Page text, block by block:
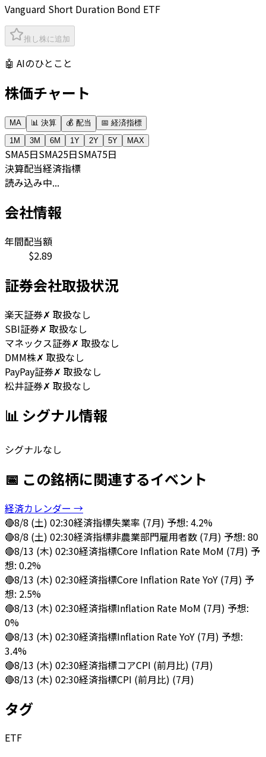
Vanguard Short Duration Bond ETF
推し株に追加
🤖 AIのひとこと
株価チャート
MA 📊 決算 💰 配当
📅 経済指標
1M
3M 6M 1Y 2Y 5Y MAX
SMA5日SMA25日SMA75日
決算配当経済指標
読み込み中...
会社情報
年間配当額
$2.89
証券会社取扱状況
楽天証券✗ 取扱なし
SBI証券✗ 取扱なし
マネックス証券✗ 取扱なし
DMM株✗ 取扱なし
PayPay証券✗ 取扱なし
松井証券✗ 取扱なし
📊 シグナル情報
シグナルなし
📅 この銘柄に関連するイベント
経済カレンダー →
🔴8/8 (土) 02:30経済指標失業率 (7月) 予想: 4.2%
🔴8/8 (土) 02:30経済指標非農業部門雇用者数 (7月) 予想: 80
🔴8/13 (木) 02:30経済指標Core Inflation Rate MoM (7月) 予
想: 0.2%
🔴8/13 (木) 02:30経済指標Core Inflation Rate YoY (7月) 予
想: 2.5%
🔴8/13 (木) 02:30経済指標Inflation Rate MoM (7月) 予想:
0%
🔴8/13 (木) 02:30経済指標Inflation Rate YoY (7月) 予想:
3.4%
🔴8/13 (木) 02:30経済指標コアCPI (前月比) (7月)
🔴8/13 (木) 02:30経済指標CPI (前月比) (7月)
タグ
ETF